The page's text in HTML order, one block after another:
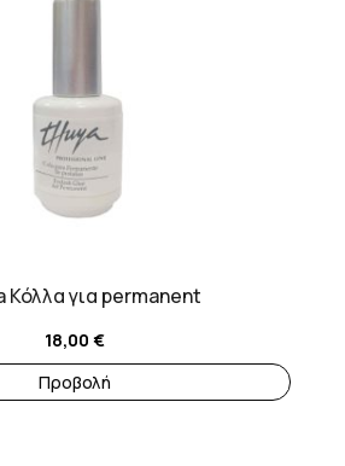
Κόλλα για permanent
18,00 €
Προβολή